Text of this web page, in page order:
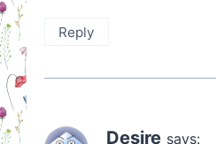
Reply
Desire says: